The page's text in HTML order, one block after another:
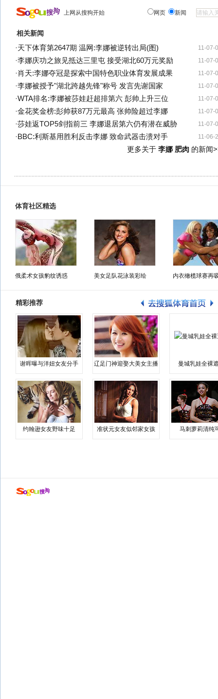
上网从搜狗开始 网页 新闻
相关新闻
11-07-
·天下体育第2647期 温网:李娜被逆转出局(图)
11-07-
·李娜庆功之旅见抵达三里屯 接受湖北60万元奖励
11-07-
·肖天:李娜夺冠是探索中国特色职业体育发展成果
11-07-
·李娜被授予"湖北跨越先锋"称号 发言先谢国家
11-07-
·WTA排名:李娜被莎娃赶超排第六 彭帅上升三位
11-07-
·金花奖金榜:彭帅获87万元最高 张帅险超过李娜
11-07-
·莎娃返TOP5剑指前三 李娜退居第六仍有潜在威胁
11-06-
·BBC:利斯基用胜利反击李娜 致命武器击溃对手
更多关于 李娜 肥肉的新闻
体育社区精选
俄柔术女孩豹纹诱惑 美女足队花泳装彩绘 内衣橄榄球赛再
精彩推荐
谢晖曝与洋妞女友分手 辽足门神迎娶大美女主播 曼城乳娃全裸
约翰逊女友野味十足 准状元女友似邻家女孩 马刺萝莉清纯